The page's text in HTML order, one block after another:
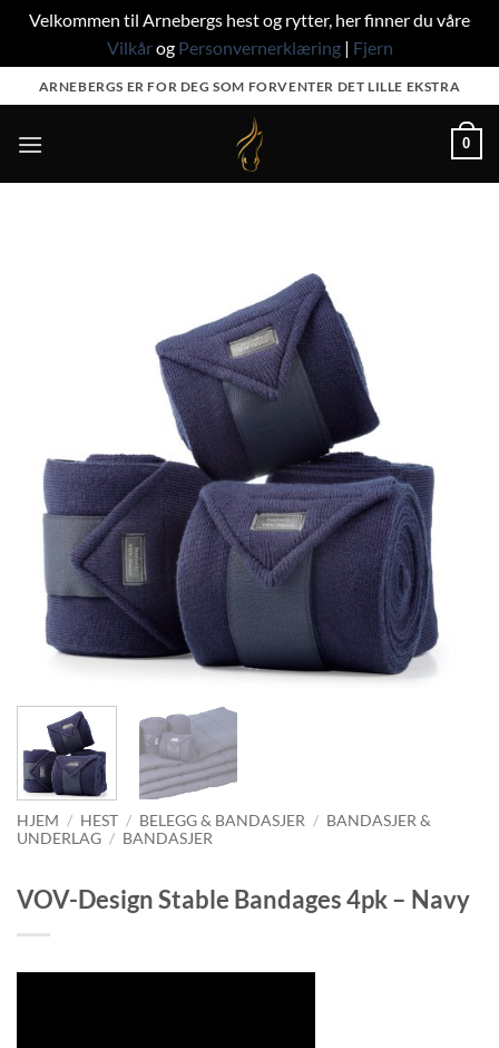
Velkommen til Arnebergs hest og rytter, her finner du våre
Vilkårog Personvernerklæring| Fjern
to
content
ARNEBERGS ER FOR DEG SOM FORVENTER DET LILLE EKSTRA
0
HJEM / HEST / BELEGG & BANDASJER / BANDASJER &
UNDERLAG / BANDASJER
VOV-Design Stable Bandages 4pk – Navy